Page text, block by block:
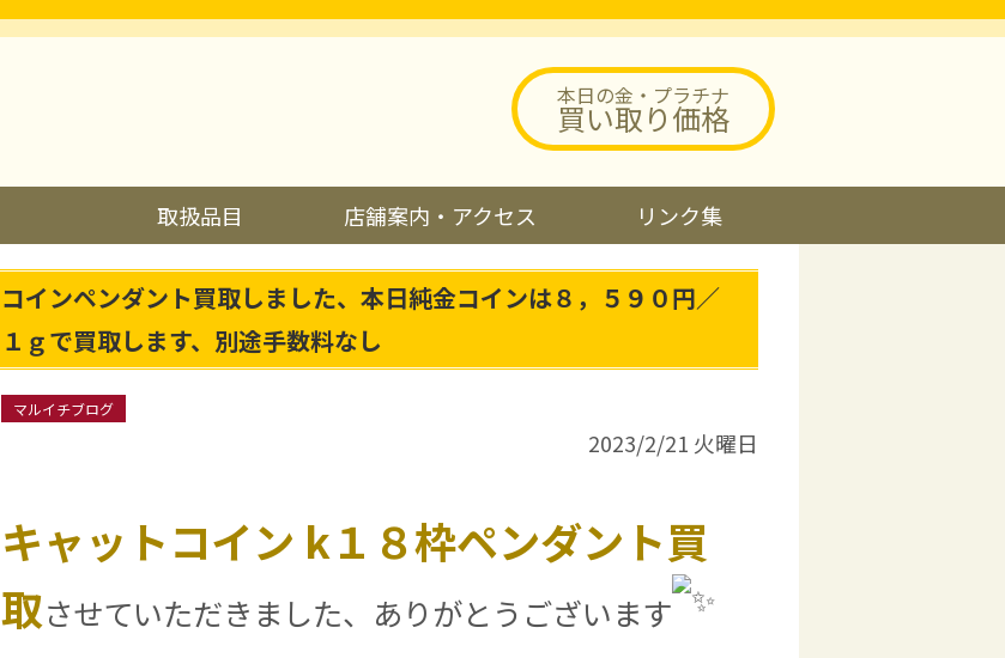
本日の金・プラチナ
買い取り価格
取扱品目 店舗案内・アクセス リンク集
コインペンダント買取しました、本日純金コインは８，５９０円／
１ｇで買取します、別途手数料なし
マルイチブログ
2023/2/21 火曜日
キャットコイン k１８枠ペンダント買
取させていただきました、ありがとうございます